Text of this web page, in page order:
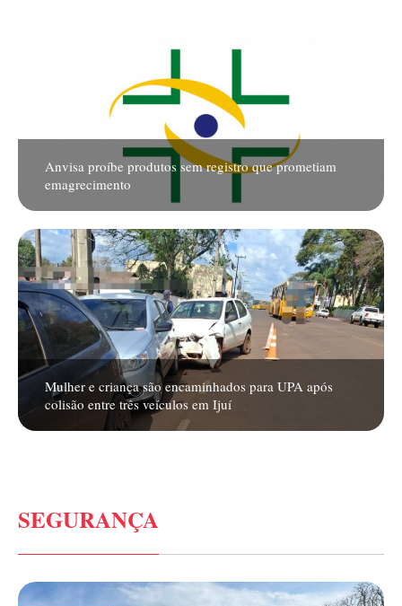
Anvisa proíbe produtos sem registro que prometiam
emagrecimento
Mulher e criança são encaminhados para UPA após
colisão entre três veículos em Ijuí
SEGURANÇA